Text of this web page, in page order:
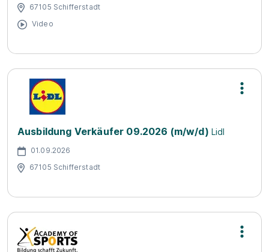
67105 Schifferstadt
Video
Ausbildung Verkäufer 09.2026 (m/w/d) Lidl
01.09.2026
67105 Schifferstadt